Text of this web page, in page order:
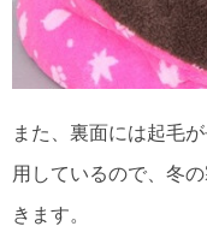
また、裏面には起毛
用しているので、冬
きます。